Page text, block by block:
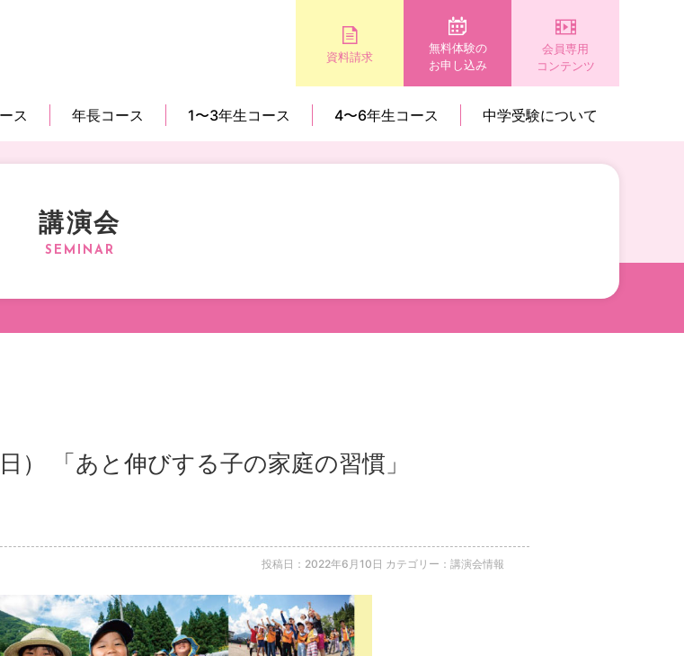
資料請求
無料体験の
お申し込み
会員専用
コンテンツ
ス 年長コース 1〜3年生コース 4〜6年生コース 中学受験について
講演会
） 「あと伸びする子の家庭の習慣」
投稿日：2022年6月10日 カテゴリー：講演会情報